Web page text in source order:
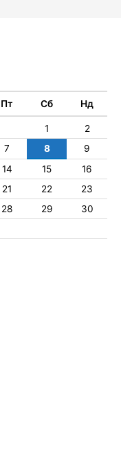
Пт Сб Нд
1
2
7 8
9
14 15
16
21 22
23
28 29
30